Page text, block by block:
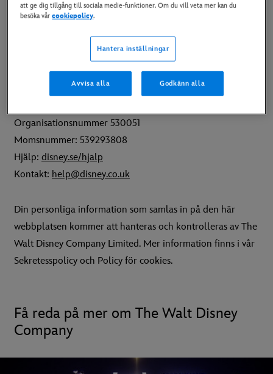
Denna webbplats ägs och drivs av The Walt Disney
Company Limited. Registrerat i England och Wales under
organisationsnummer 530051 och med registrerat kontor
på 3 Queen Caroline Street, Hammersmith, London, W6
Organisationsnummer 530051
Momsnummer: 539293808
Hjälp: disney.se/hjalp
Kontakt: help@disney.co.uk
Din personliga information som samlas in på den här
webbplatsen kommer att hanteras och kontrolleras av The
Walt Disney Company Limited. Mer information finns i vår
Sekretesspolicy och Policy för cookies.
Få reda på mer om The Walt Disney
Company
att ge dig tillgång till sociala medie-funktioner. Om du vill veta mer kan du
besöka vårcookiepolicy.
Hantera inställningar
Avvisa alla Godkänn alla